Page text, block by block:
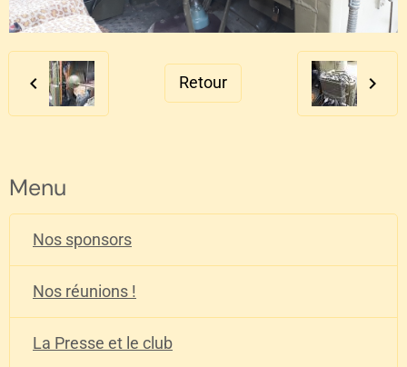
Retour
Menu
Nos sponsors
Nos réunions !
La Presse et le club